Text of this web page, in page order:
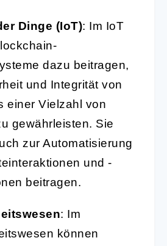
Dinge (IoT): Im IoT
dazu beitragen,
und Integrität von
einer Vielzahl von
gewährleisten. Sie
zur Automatisierung
und -
beitragen.
: Im
können